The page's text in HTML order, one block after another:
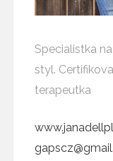
Specialistka
styl.
terapeutka